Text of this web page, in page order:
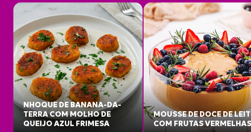
NHOQUE DE BANANA-DA-
TERRA COM MOLHO DE
QUEIJO AZUL FRIMESA
MOUSSE DE DOCE DE
COM FRUTAS VERMELHAS